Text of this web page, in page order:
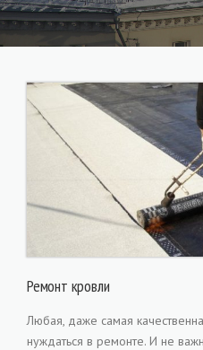
Ремонт кровли
Любая, даже самая
нуждаться в ремонте. И не